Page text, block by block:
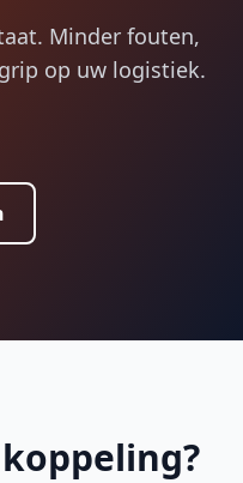
Minder fouten,
op uw logistiek.